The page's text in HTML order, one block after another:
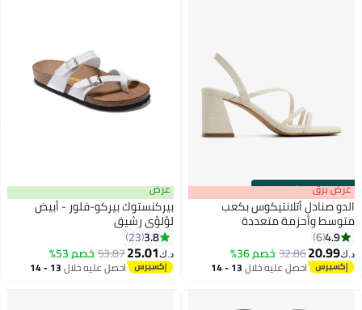
00m:00s
·باقي 100% عرض برق
الدو صنادل أتلانتيكوس بكعب
متوسط وأحزمة متعددة
4.9
6
د.ك‏20.99
32.86خصم 36%
احصل عليه خلال 13 - 14
22
عرض
بيركنستوك بيركو-فلور - أبيض
لؤلؤي رشيق
3.8
23
د.ك‏25.01
53.87خصم 53%
احصل عليه خلال 13 - 14